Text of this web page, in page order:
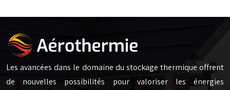
Les avancées dans le domaine du stockage thermique offrent
de nouvelles possibilités pour valoriser les énergies